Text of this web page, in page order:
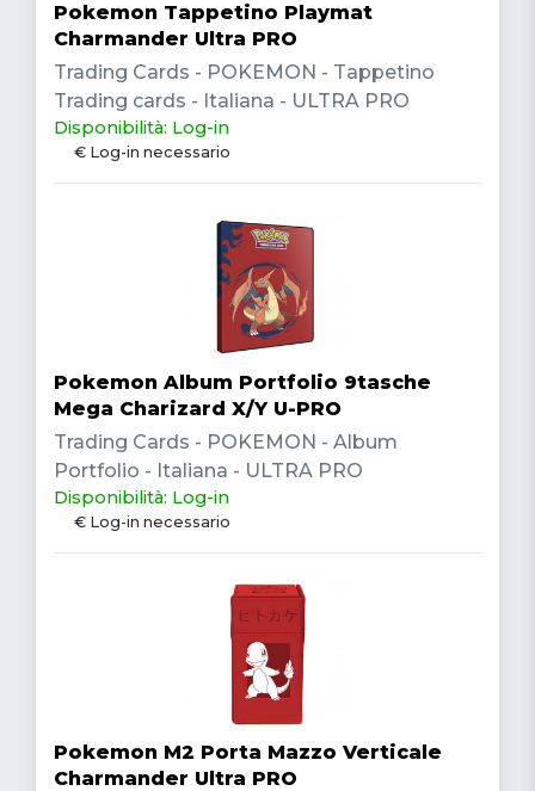
Pokemon Tappetino Playmat
Charmander Ultra PRO
Trading Cards - POKEMON - Tappetino
Trading cards - Italiana - ULTRA PRO
Disponibilità: Log-in
€ Log-in necessario
Pokemon Album Portfolio 9tasche
Mega Charizard X/Y U-PRO
Trading Cards - POKEMON - Album
Portfolio - Italiana - ULTRA PRO
Disponibilità: Log-in
€ Log-in necessario
Pokemon M2 Porta Mazzo Verticale
Charmander Ultra PRO